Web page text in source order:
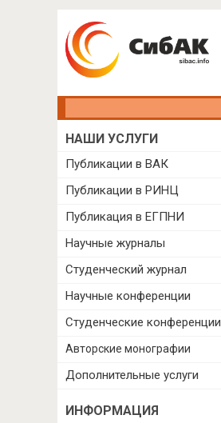
НАШИ УСЛУГИ
Публикации в ВАК
Публикации в РИНЦ
Публикация в ЕГПНИ
Научные журналы
Студенческий журнал
Научные конференции
Студенческие конференции
Авторские монографии
Дополнительные услуги
ИНФОРМАЦИЯ